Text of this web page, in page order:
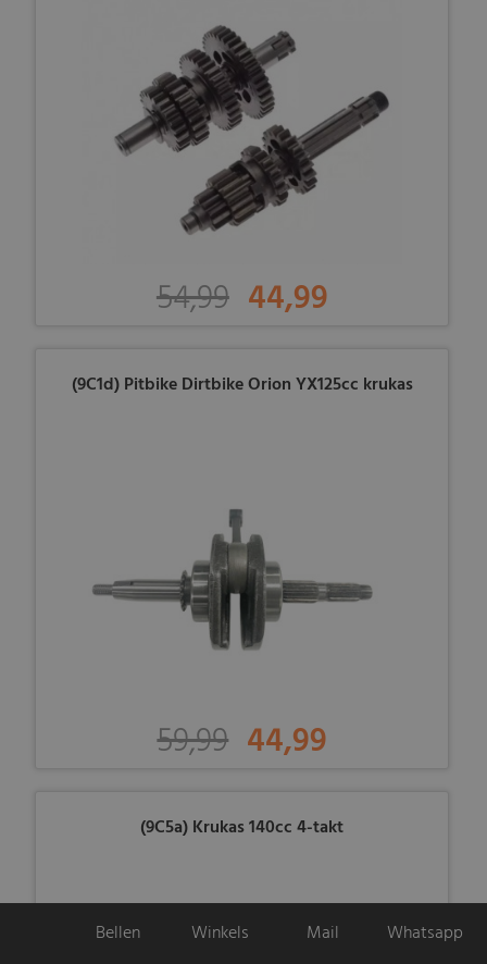
54,99 44,99
(9C1d) Pitbike Dirtbike Orion YX125cc krukas
59,99 44,99
(9C5a) Krukas 140cc 4-takt
Bellen Winkels Mail Whatsapp